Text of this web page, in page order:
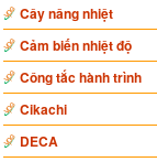
Cây nâng nhiệt
Cảm biến nhiệt độ
Công tắc hành trình
Cikachi
DECA